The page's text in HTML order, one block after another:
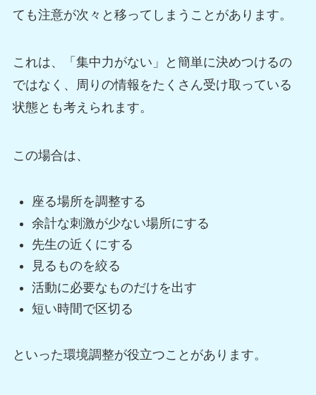
ても注意が次々と移ってしまうことがあります。
これは、「集中力がない」と簡単に決めつけるの
ではなく、周りの情報をたくさん受け取っている
状態とも考えられます。
この場合は、
座る場所を調整する
余計な刺激が少ない場所にする
先生の近くにする
見るものを絞る
活動に必要なものだけを出す
短い時間で区切る
といった環境調整が役立つことがあります。